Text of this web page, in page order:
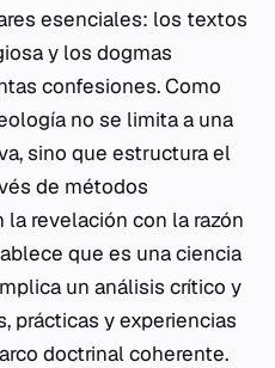
esenciales: los textos
y los dogmas
confesiones. Como
no se limita a una
sino que estructura el
de métodos
revelación con la razón
que es una ciencia
un análisis crítico y
prácticas y experiencias
doctrinal coherente.